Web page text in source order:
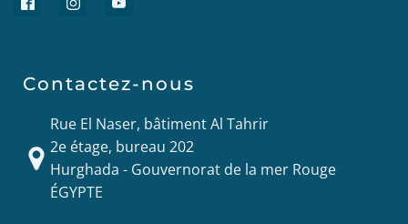
Contactez-nous
Rue El Naser, bâtiment Al Tahrir
2e étage, bureau 202
Hurghada - Gouvernorat de la mer Rouge
ÉGYPTE